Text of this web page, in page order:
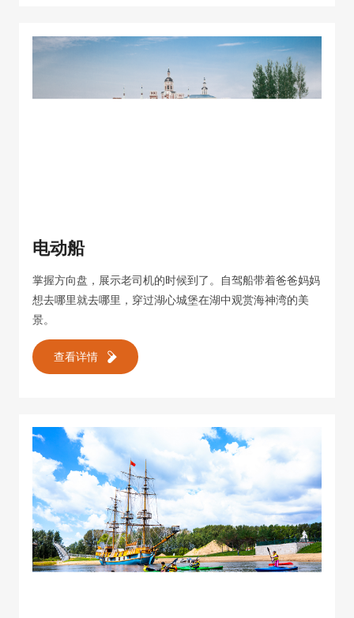
电动船
掌握方向盘，展示老司机的时候到了。自驾船带着爸爸妈妈
想去哪里就去哪里，穿过湖心城堡在湖中观赏海神湾的美
景。
查看详情